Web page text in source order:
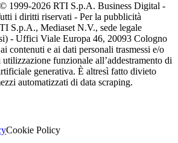
1999-2026 RTI S.p.A. Business Digital -
i diritti riservati - Per la pubblicità
S.p.A., Mediaset N.V., sede legale
- Uffici Viale Europa 46, 20093 Cologno
contenuti e ai dati personali trasmessi e/o
funzionale all’addestramento di
generativa. È altresì fatto divieto
automatizzati di data scraping.
Cookie Policy